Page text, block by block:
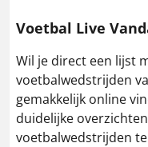
Voetbal Live
Wil je direct een lijst
voetbalwedstrijden
gemakkelijk online
duidelijke
voetbalwedstrijden